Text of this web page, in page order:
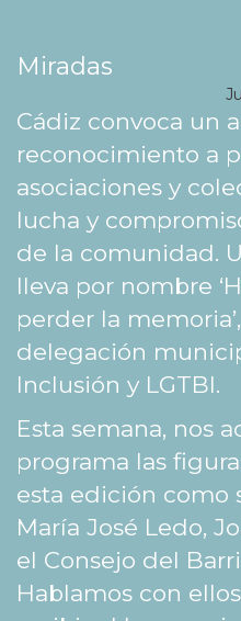
Miradas
Cádiz convoca un
reconocimiento a
asociaciones y
lucha y
de la comunidad.
lleva por nombre
perder la
delegación
Inclusión y LGTBI.
Esta semana, nos
programa las
esta edición como
María José Ledo,
el Consejo del
Hablamos con